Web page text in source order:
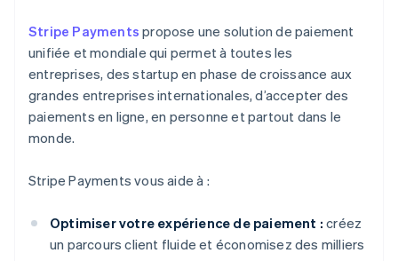
Stripe Payments propose une solution de paiement
unifiée et mondiale qui permet à toutes les
entreprises, des startup en phase de croissance aux
grandes entreprises internationales, d’accepter des
paiements en ligne, en personne et partout dans le
monde.
Stripe Payments vous aide à :
Optimiser votre expérience de paiement : créez
un parcours client fluide et économisez des milliers